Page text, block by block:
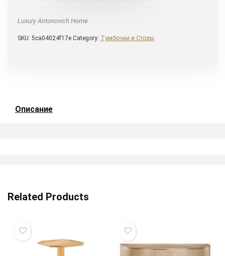
Luxury Antonovich Home
SKU: 5ca04024f17e Category: Тумбочки и Столы
Описание
Related Products